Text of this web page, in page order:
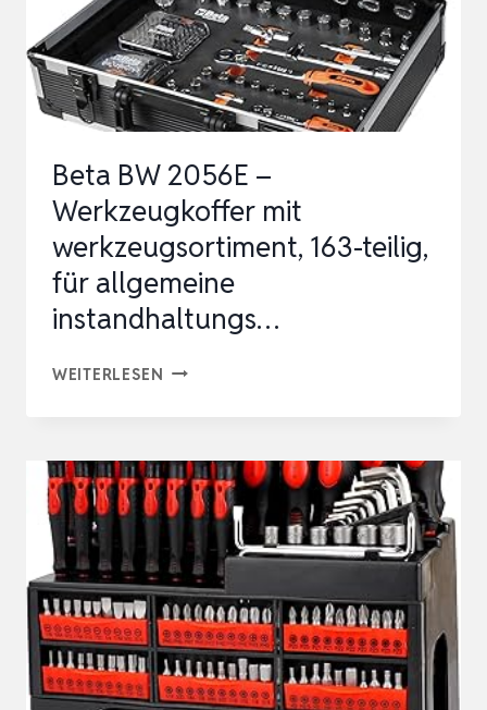
Beta BW 2056E –
Werkzeugkoffer mit
werkzeugsortiment, 163-teilig,
für allgemeine
instandhaltungs…
WEITERLESEN BETA
–
WERKZEUGKOFFER
WERKZEUGSORTIMENT,
163-
TEILIG,
FÜR
ALLGEMEINE